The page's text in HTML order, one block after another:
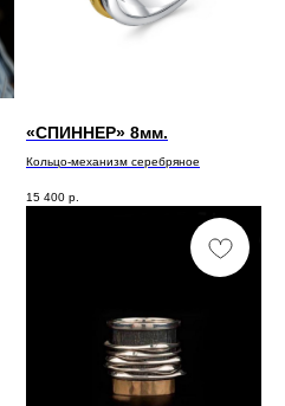
«СПИННЕР» 8мм.
Кольцо-механизм серебряное
15 400 р.